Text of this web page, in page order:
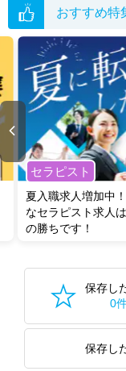
おすすめ特
セラピスト
夏入職求人増加中
なセラピスト求人
の勝ちです！
保存し
0
保存し